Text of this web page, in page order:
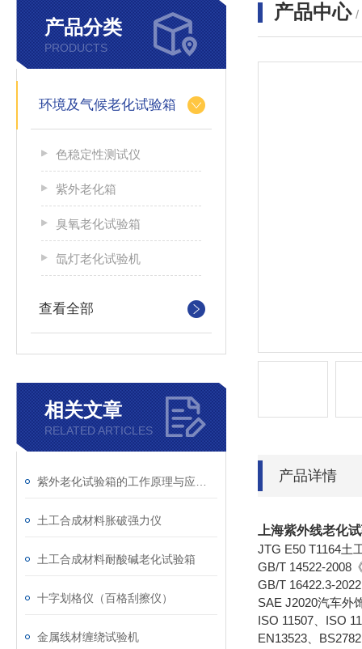
产品分类
PRODUCTS
环境及气候老化试验箱
色稳定性测试仪
紫外老化箱
臭氧老化试验箱
氙灯老化试验机
查看全部
相关文章
RELATED ARTICLES
土工合成材料胀破强力仪
土工合成材料耐酸碱老化试验箱
十字划格仪（百格刮擦仪）
金属线材缠绕试验机
产品中心 /
产品详情
上海紫外线老化
JTG E50 T1164土
GB/T 14522-2008
GB/T 16422.3-
SAE J2020汽车外
ISO 11507、ISO
EN13523、